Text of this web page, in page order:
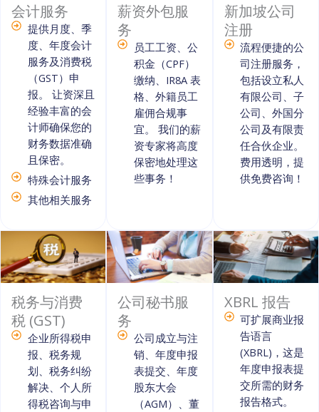
会计服务
提供月度、季
度、年度会计
服务及消费税
（GST）申
报。 让资深且
经验丰富的会
计师确保您的
财务数据准确
且保密。
特殊会计服务
其他相关服务
薪资外包服
务
员工工资、公
积金（CPF）
缴纳、IR8A 表
格、外籍员工
雇佣合规事
宜。 我们的薪
资专家将高度
保密地处理这
些事务！
新加坡公司
注册
流程便捷的公
司注册服务，
包括设立私人
有限公司、子
公司、外国分
公司及有限责
任合伙企业。
费用透明，提
供免费咨询！
税务与消费
税 (GST)
企业所得税申
报、税务规
划、税务纠纷
解决、个人所
得税咨询与申
公司秘书服
务
公司成立与注
销、年度申报
表提交、年度
股东大会
（AGM）、董
XBRL 报告
可扩展商业报
告语言
(XBRL)，这是
年度申报表提
交所需的财务
报告格式。